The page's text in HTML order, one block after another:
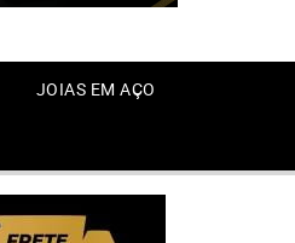
JOIAS EM AÇO